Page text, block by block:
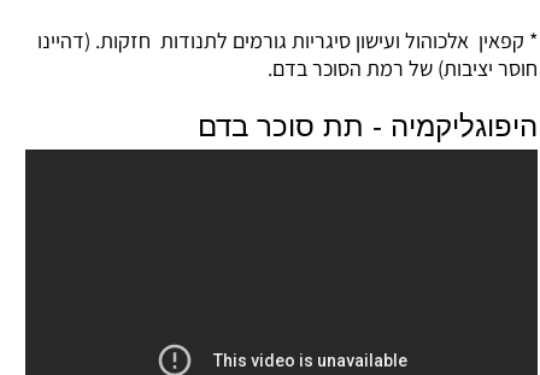
* קפאין אלכוהול ועישון סיגריות גורמים לתנודות חזקות. (דהיינו
חוסר יציבות) של רמת הסוכר בדם.
היפוגליקמיה - תת סוכר בדם